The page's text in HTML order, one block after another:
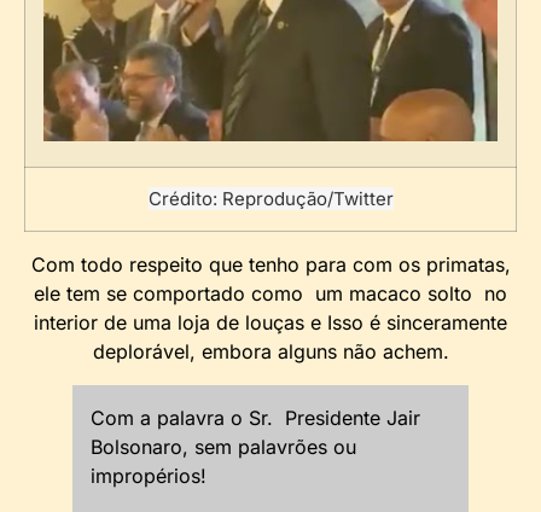
Crédito: Reprodução/Twitter
Com todo respeito que tenho para com os primatas,
ele tem se comportado como um macaco solto no
interior de uma loja de louças e Isso é sinceramente
deplorável, embora alguns não achem.
Com a palavra o Sr. Presidente Jair
Bolsonaro, sem palavrões ou
impropérios!